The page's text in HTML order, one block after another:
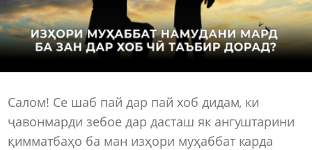
Салом! Се шаб пай дар пай хоб дидам, ки
ҷавонмарди зебое дар дасташ як ангуштарини
қимматбаҳо ба ман изҳори муҳаббат карда